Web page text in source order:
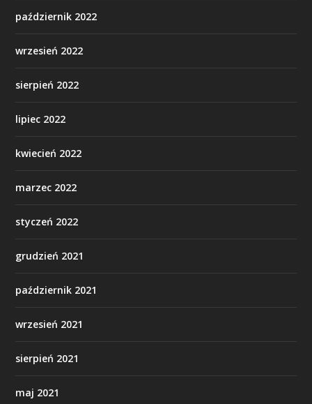
październik 2022
wrzesień 2022
sierpień 2022
lipiec 2022
kwiecień 2022
marzec 2022
styczeń 2022
grudzień 2021
październik 2021
wrzesień 2021
sierpień 2021
maj 2021